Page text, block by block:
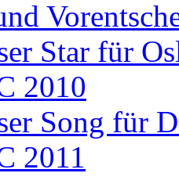
Star für
2010
Song für
2011